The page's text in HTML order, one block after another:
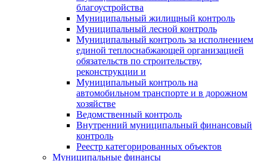
благоустройства
Муниципальный жилищный контроль
Муниципальный лесной контроль
Муниципальный контроль за исполнением
единой теплоснабжающей организацией
обязательств по строительству,
реконструкции и
Муниципальный контроль на
автомобильном транспорте и в дорожном
хозяйстве
Ведомственный контроль
Внутренний муниципальный финансовый
контроль
Реестр категорированных объектов
Муниципальные финансы